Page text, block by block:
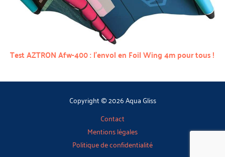
Test AZTRON Afw-400 : l’envol en Foil Wing 4m pour tous !
Copyright © 2026 Aqua Gliss
Contact
Mentions légales
Politique de confidentialité